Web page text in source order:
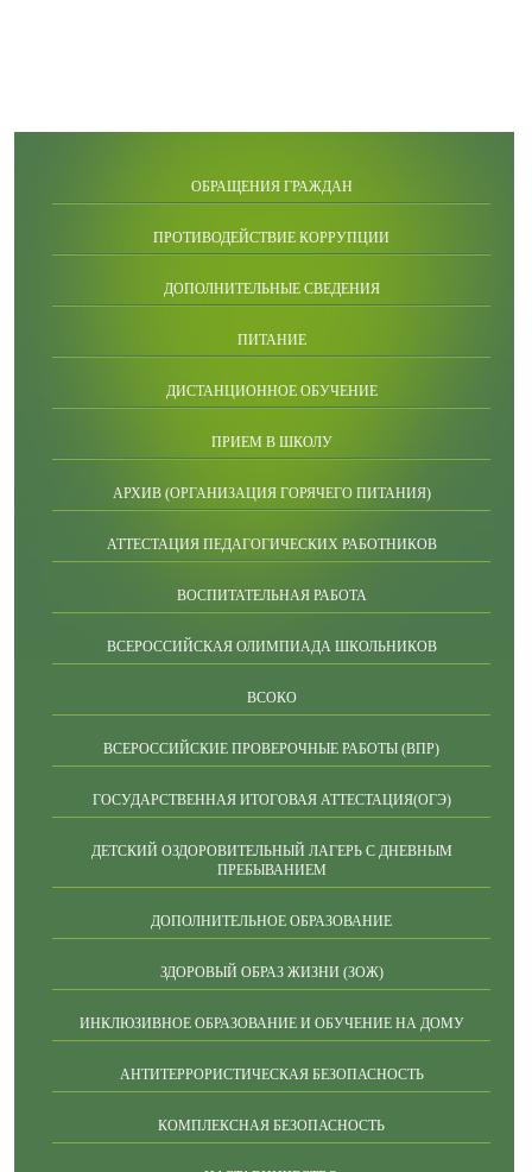
ОБРАЩЕНИЯ ГРАЖДАН
ПРОТИВОДЕЙСТВИЕ КОРРУПЦИИ
ДОПОЛНИТЕЛЬНЫЕ СВЕДЕНИЯ
ПИТАНИЕ
ДИСТАНЦИОННОЕ ОБУЧЕНИЕ
ПРИЕМ В ШКОЛУ
АРХИВ (ОРГАНИЗАЦИЯ ГОРЯЧЕГО ПИТАНИЯ)
АТТЕСТАЦИЯ ПЕДАГОГИЧЕСКИХ РАБОТНИКОВ
ВОСПИТАТЕЛЬНАЯ РАБОТА
ВСЕРОССИЙСКАЯ ОЛИМПИАДА ШКОЛЬНИКОВ
ВСОКО
ВСЕРОССИЙСКИЕ ПРОВЕРОЧНЫЕ РАБОТЫ (ВПР)
ГОСУДАРСТВЕННАЯ ИТОГОВАЯ АТТЕСТАЦИЯ(ОГЭ)
ДЕТСКИЙ ОЗДОРОВИТЕЛЬНЫЙ ЛАГЕРЬ С ДНЕВНЫМ
ПРЕБЫВАНИЕМ
ДОПОЛНИТЕЛЬНОЕ ОБРАЗОВАНИЕ
ЗДОРОВЫЙ ОБРАЗ ЖИЗНИ (ЗОЖ)
ИНКЛЮЗИВНОЕ ОБРАЗОВАНИЕ И ОБУЧЕНИЕ НА ДОМУ
АНТИТЕРРОРИСТИЧЕСКАЯ БЕЗОПАСНОСТЬ
КОМПЛЕКСНАЯ БЕЗОПАСНОСТЬ